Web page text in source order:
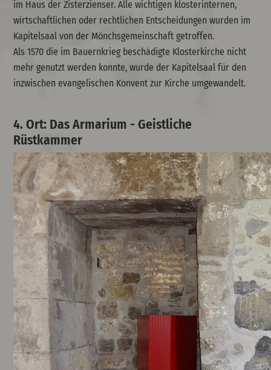
im Haus der Zisterzienser. Alle wichtigen klosterinternen,
wirtschaftlichen oder rechtlichen Entscheidungen wurden im
Kapitelsaal von der Mönchsgemeinschaft getroffen.
Als 1570 die im Bauernkrieg beschädigte Klosterkirche nicht
mehr genutzt werden konnte, wurde der Kapitelsaal für den
inzwischen evangelischen Konvent zur Kirche umgewandelt.
4. Ort: Das Armarium - Geistliche
Rüstkammer